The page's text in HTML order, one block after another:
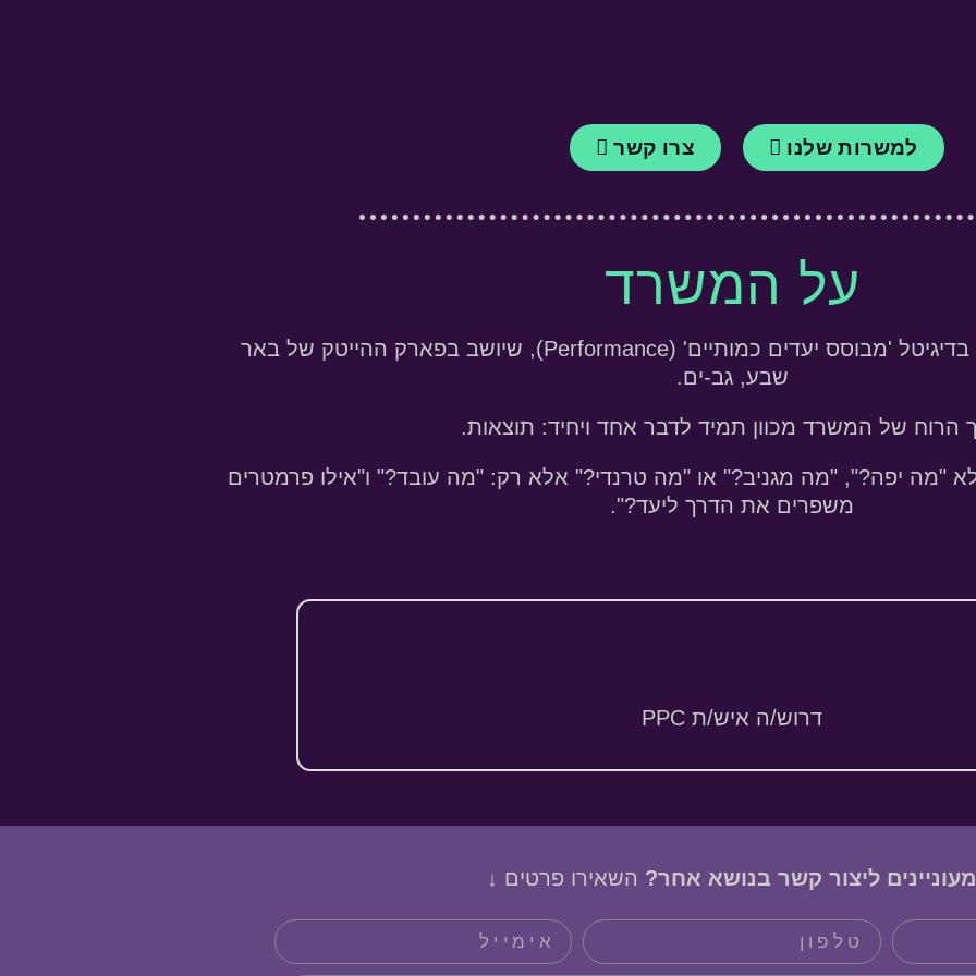
למשרות שלנו צרו קשר
על המשרד
DDK הוא משרד של פרסום בדיגיטל 'מבוסס יעדים כמותיים' (Performance), שיושב בפארק ההייטק של באר
שבע, גב-ים.
הרוח של המשרד מכוון תמיד לדבר אחד ויחיד: תוצאות.
"מה יפה?", "מה מגניב?" או "מה טרנדי?" אלא רק:"מה עובד?" ו"אילו פרמטרים
משפרים את הדרך ליעד?".
דרוש/ה איש/ת PPC
מעוניינים ליצור קשר בנושא אחר? השאירו פרטים ↓